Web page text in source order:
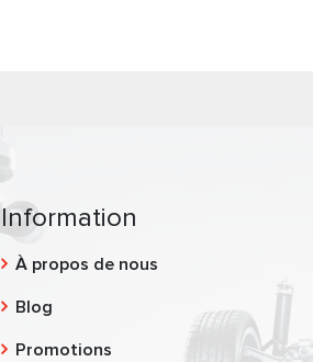
Information
À propos de nous
Blog
Promotions